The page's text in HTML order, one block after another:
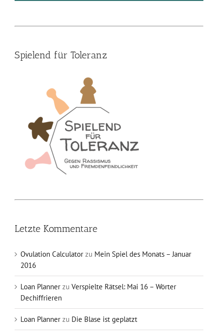
Spielend für Toleranz
Letzte Kommentare
Ovulation Calculator zu Mein Spiel des Monats – Januar
2016
Loan Planner zu Verspielte Rätsel: Mai 16 – Wörter
Dechiffrieren
Loan Planner zu Die Blase ist geplatzt